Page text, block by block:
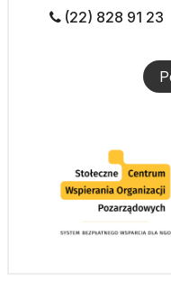
(22) 828 91 23